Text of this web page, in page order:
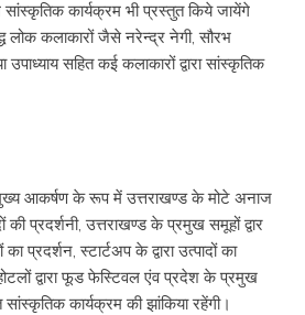
सांस्कृतिक कार्यक्रम भी प्रस्तुत किये जायेंगे
लोक कलाकारों जैसे नरेन्द्र नेगी, सौरभ
उपाध्याय सहित कई कलाकारों द्वारा सांस्कृतिक
आकर्षण के रूप में उत्तराखण्ड के मोटे अनाज
की प्रदर्शनी, उत्तराखण्ड के प्रमुख समूहों द्वार
प्रदर्शन, स्टार्टअप के द्वारा उत्पादों का
द्वारा फूड फेस्टिवल एंव प्रदेश के प्रमुख
सांस्कृतिक कार्यक्रम की झांकिया रहेंगी।